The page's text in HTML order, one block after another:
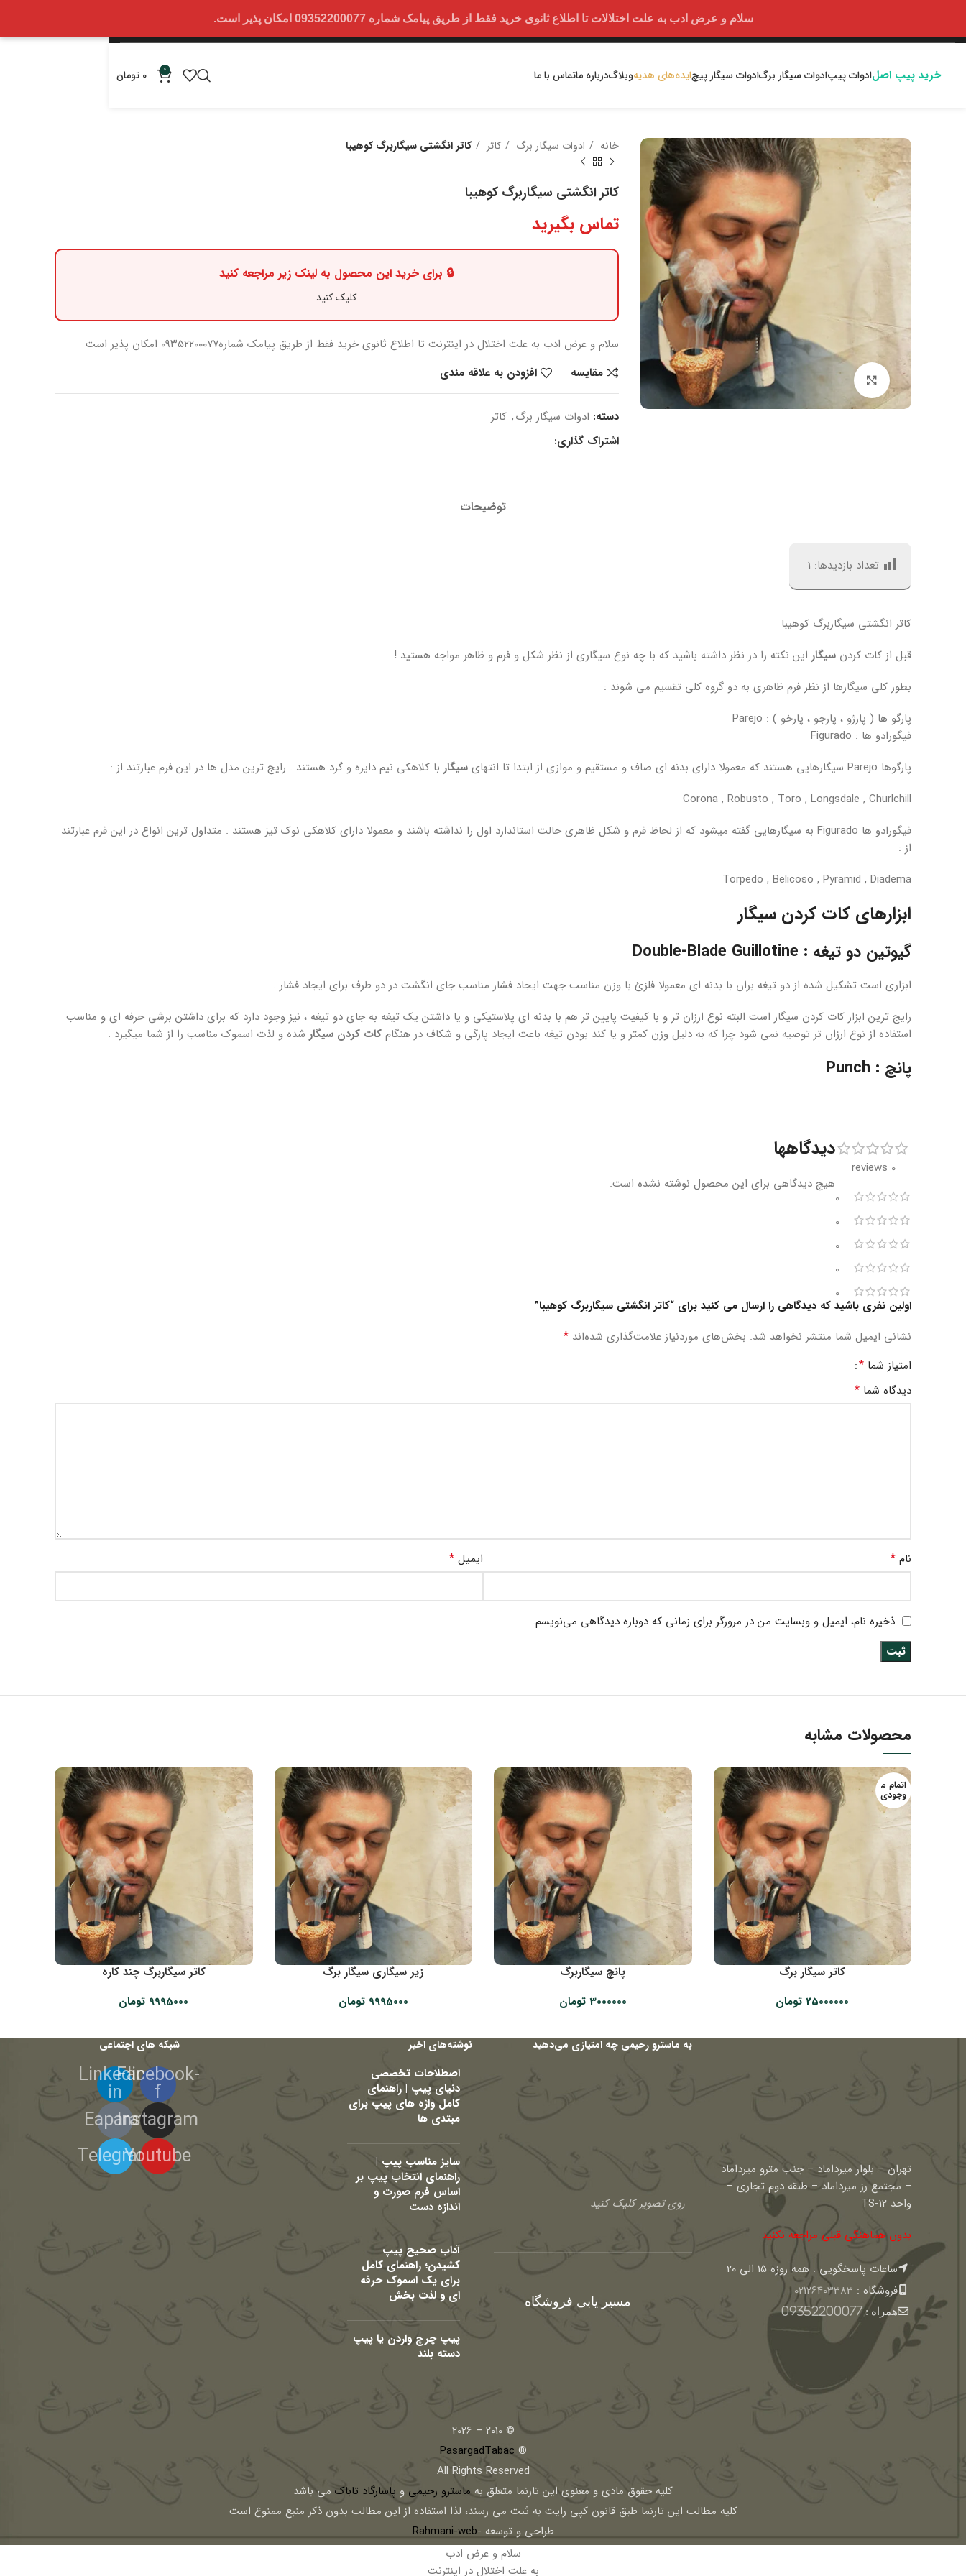
سلام و عرض ادب به علت اختلالات تا اطلاع ثانوی خرید فقط از طریق پیامک شماره 09352200077 امکان پذیر است.
خرید پیپ اصلادوات پیپادوات سیگار برگادوات سیگار پیچایده‌های هدیهوبلاگدرباره ماتماس با ما 0
0 تومان
بزرگنمایی تصویر
خانه ادوات سیگار برگ کاتر کاتر انگشتی سیگاربرگ کوهیبا
کاتر انگشتی سیگاربرگ کوهیبا
تماس بگیرید
🔒 برای خرید این محصول به لینک زیر مراجعه کنید
کلیک کنید
سلام و عرض ادب به علت اختلال در اینترنتتا اطلاع ثانویخریدفقط از طریق پیامک شماره۰۹۳۵۲۲۰۰۰۷۷ امکان پذیر است
مقایسه
افزودن به علاقه مندی
دسته: ادوات سیگار برگ, کاتر
اشتراک گذاری:
توضیحات
تعداد بازدیدها: 1
کاتر انگشتی سیگاربرگ کوهیبا
قبل از کات کردن سیگار این نکته را در نظر داشته باشید که با چه نوع سیگاری از نظر شکل و فرم و ظاهر مواجه هستید !
بطور کلی سیگارها از نظر فرم ظاهری به دو گروه کلی تقسیم می شوند :
پارگو ها ( پارژو ، پارجو ، پارخو ) : Parejo
فیگورادو ها : Figurado
پارگوها Parejo سیگارهایی هستند که معمولا دارای بدنه ای صاف و مستقیم و موازی از ابتدا تا انتهای
سیگار با کلاهکی نیم دایره و گرد هستند . رایج ترین مدل ها در این فرم عبارتند از :
Corona , Robusto , Toro , Longsdale , Churlchill
فیگورادو ها Figurado به سیگارهایی گفته میشود که از لحاظ فرم و شکل ظاهری حالت استاندارد اول را نداشته باشند و معمولا دارای کلاهکی نوک تیز هستند . متداول ترین انواع در این فرم عبارتند
از :
Torpedo , Belicoso , Pyramid , Diadema
ابزارهای کات کردن سیگار
گیوتین دو تیغه : Double-Blade Guillotine
ابزاری است تشکیل شده از دو تیغه بران با بدنه ای معمولا فلزئ با وزن مناسب جهت ایجاد فشار مناسب جای انگشت در دو طرف برای ایجاد فشار .
رایج ترین ابزار کات کردن سیگار است البته نوع ارزان تر و با کیفیت پایین تر هم با بدنه ای پلاستیکی و یا داشتن یک تیغه به جای دو تیغه ، نیز وجود دارد که برای داشتن برشی حرفه ای و مناسب
استفاده از نوع ارزان تر توصیه نمی شود چرا که به دلیل وزن کمتر و یا کند بودن تیغه باعث ایجاد پارگی و شکاف در هنگام کات کردن سیگار شده و لذت اسموک مناسب را از شما میگیرد .
پانچ : Punch
0 reviews
0
0
0
0
0
دیدگاهها
هیچ دیدگاهی برای این محصول نوشته نشده است.
اولین نفری باشید که دیدگاهی را ارسال می کنید برای “کاتر انگشتی سیگاربرگ کوهیبا”
نشانی ایمیل شما منتشر نخواهد شد. بخش‌های موردنیاز علامت‌گذاری شده‌اند *
امتیاز شما *
دیدگاه شما *
نام * ایمیل *
ذخیره نام، ایمیل و وبسایت من در مرورگر برای زمانی که دوباره دیدگاهی می‌نویسم.
محصولات مشابه
اتمام م
وجودی
کاتر سیگار برگ
25000000 تومان
پانچ سیگاربرگ
3000000 تومان
زیر سیگاری سیگار برگ
9995000 تومان
کاتر سیگاربرگ چند کاره
9995000 تومان
تهران – بلوار میرداماد – جنب مترو میرداماد
– مجتمع رز میرداماد – طبقه دوم تجاری –
واحد TS-12
بدون هماهنگی قبلی مراجعه نکنید
ساعات پاسخگویی : همه روزه 15 الی 20
فروشگاه : 02126403383
همراه :09352200077
به ماسترو رحیمی چه امتیازی می‌دهید
روی تصویر کلیک کنید
مسیر یابی فروشگاه
نوشته‌های اخیر
اصطلاحات تخصصی
دنیای پیپ | راهنمای
کامل واژه های پیپ برای
مبتدی ها
سایز مناسب پیپ |
راهنمای انتخاب پیپ بر
اساس فرم صورت و
اندازه دست
آداب صحیح پیپ
کشیدن؛ راهنمای کامل
برای یک اسموک حرفه
ای و لذت بخش
پیپ چرچ واردن یا پیپ
دسته بلند
شبکه های اجتماعی
Facebook-
f
Linkedin-
in
Instagram
Eaparat
Youtube
Telegram
© 2010 – 2026
®
PasargadTabac
All Rights Reserved
كليه حقوق مادی و معنوی اين تارنما متعلق به ماسترو رحیمی و پاسارگاد تاباک می باشد
کلیه مطالب این تارنما طبق قانون کپی رایت به ثبت می رسند، لذا استفاده از این مطالب بدون ذکر منبع ممنوع است
طراحی و توسعه -Rahmani-web
سلام و عرض ادب
به علت اختلال در اینترنت